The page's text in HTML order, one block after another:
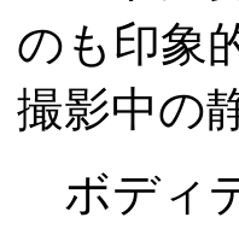
のも印象
撮影中の
ボディ